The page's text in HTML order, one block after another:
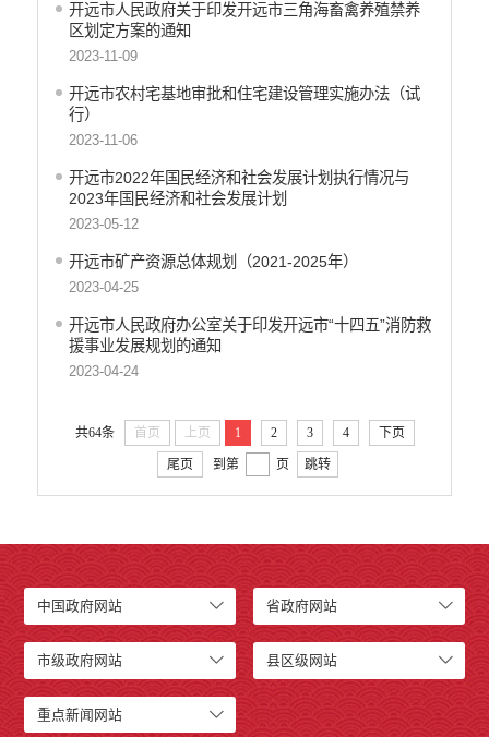
开远市人民政府关于印发开远市三角海畜禽养殖禁养
区划定方案的通知
2023-11-09
开远市农村宅基地审批和住宅建设管理实施办法（试
行）
2023-11-06
开远市2022年国民经济和社会发展计划执行情况与
2023年国民经济和社会发展计划
2023-05-12
开远市矿产资源总体规划（2021-2025年）
2023-04-25
开远市人民政府办公室关于印发开远市“十四五”消防救
援事业发展规划的通知
2023-04-24
共64条 首页 上页 1 2 3 4 下页
尾页 到第 页 跳转
中国政府网站 省政府网站
市级政府网站 县区级网站
重点新闻网站